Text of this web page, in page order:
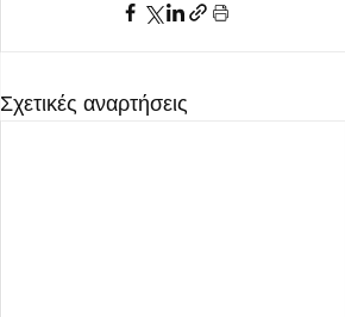
Σχετικές αναρτήσεις